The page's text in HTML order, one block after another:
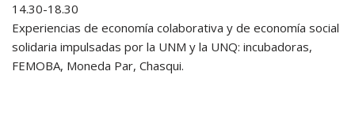
14.30-18.30
Experiencias de economía colaborativa y de economía social
solidaria impulsadas por la UNM y la UNQ: incubadoras,
FEMOBA, Moneda Par, Chasqui.